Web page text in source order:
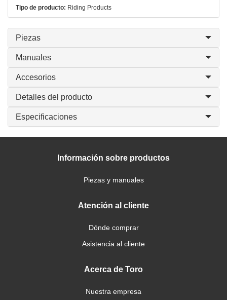
Tipo de producto: Riding Products
Piezas
Manuales
Accesorios
Detalles del producto
Especificaciones
Información sobre productos
Piezas y manuales
Atención al cliente
Dónde comprar
Asistencia al cliente
Acerca de Toro
Nuestra empresa